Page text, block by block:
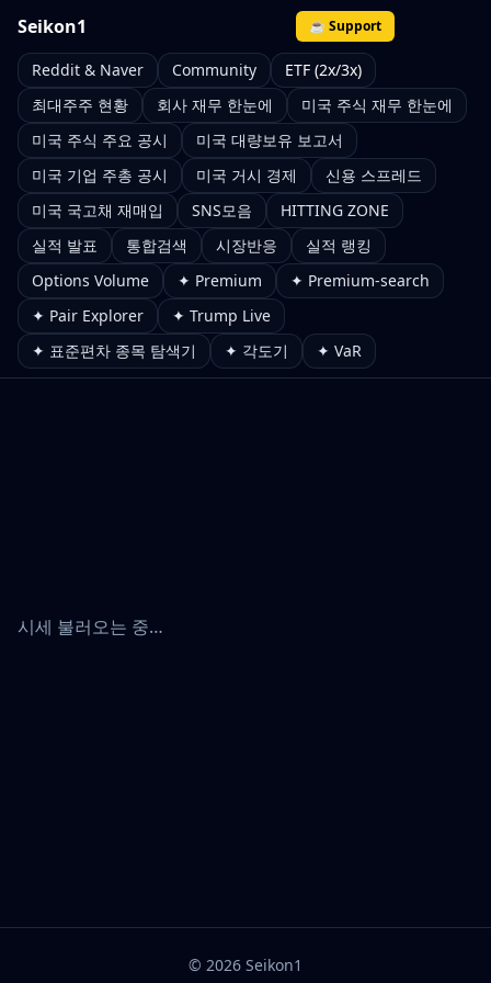
Seikon1 ☕ Support
Reddit & Naver Community
ETF (2x/3x)
최대주주 현황
회사 재무 한눈에
미국 주식 재무 한눈에
미국 주식 주요 공시
미국 대량보유 보고서
미국 기업 주총 공시
미국 거시 경제
신용 스프레드
미국 국고채 재매입
SNS모음
HITTING ZONE
실적 발표
통합검색 시장반응
실적 랭킹
Options Volume
✦ Premium
✦ Premium-search
✦ Pair Explorer
✦ Trump Live
✦ 표준편차 종목 탐색기
✦ 각도기 ✦ VaR
시세 불러오는 중…
© 2026 Seikon1